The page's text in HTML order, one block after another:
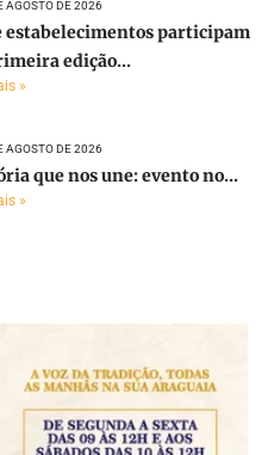
AGOSTO DE 2026
estabelecimentos participam
edição...
»
AGOSTO DE 2026
que nos une: evento no...
»